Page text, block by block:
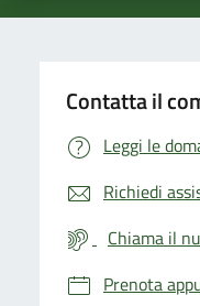
Contatta il
Leggi le
Richiedi
Chiama il
Prenota